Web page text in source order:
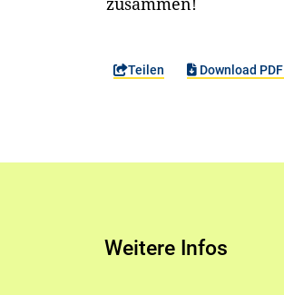
Teilen Download PDF
Weitere Infos